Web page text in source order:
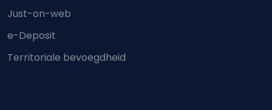
Just-on-web
e-Deposit
Territoriale bevoegdheid